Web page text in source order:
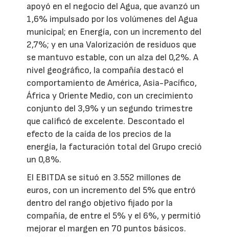
apoyó en el negocio del Agua, que avanzó un
1,6% impulsado por los volúmenes del Agua
municipal; en Energía, con un incremento del
2,7%; y en una Valorización de residuos que
se mantuvo estable, con un alza del 0,2%. A
nivel geográfico, la compañía destacó el
comportamiento de América, Asia-Pacífico,
África y Oriente Medio, con un crecimiento
conjunto del 3,9% y un segundo trimestre
que calificó de excelente. Descontado el
efecto de la caída de los precios de la
energía, la facturación total del Grupo creció
un 0,8%.
El EBITDA se situó en 3.552 millones de
euros, con un incremento del 5% que entró
dentro del rango objetivo fijado por la
compañía, de entre el 5% y el 6%, y permitió
mejorar el margen en 70 puntos básicos.